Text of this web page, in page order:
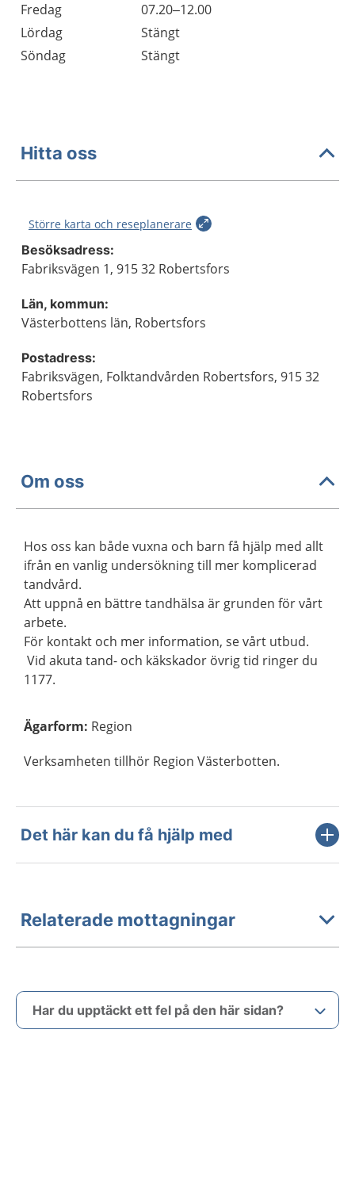
Fredag
07.20–12.00
Lördag
Stängt
Söndag
Stängt
Hitta oss
Större karta och reseplanerare
Besöksadress:
Fabriksvägen 1, 915 32 Robertsfors
Län, kommun:
Västerbottens län, Robertsfors
Postadress:
Fabriksvägen, Folktandvården Robertsfors, 915 32
Robertsfors
Om oss
Hos oss kan både vuxna och barn få hjälp med allt
ifrån en vanlig undersökning till mer komplicerad
tandvård.
Att uppnå en bättre tandhälsa är grunden för vårt
arbete.
För kontakt och mer information, se vårt utbud.
Vid akuta tand- och käkskador övrig tid ringer du
1177.
Ägarform: Region
Verksamheten tillhör Region Västerbotten.
Det här kan du få hjälp med
Relaterade mottagningar
Har du upptäckt ett fel på den här sidan?